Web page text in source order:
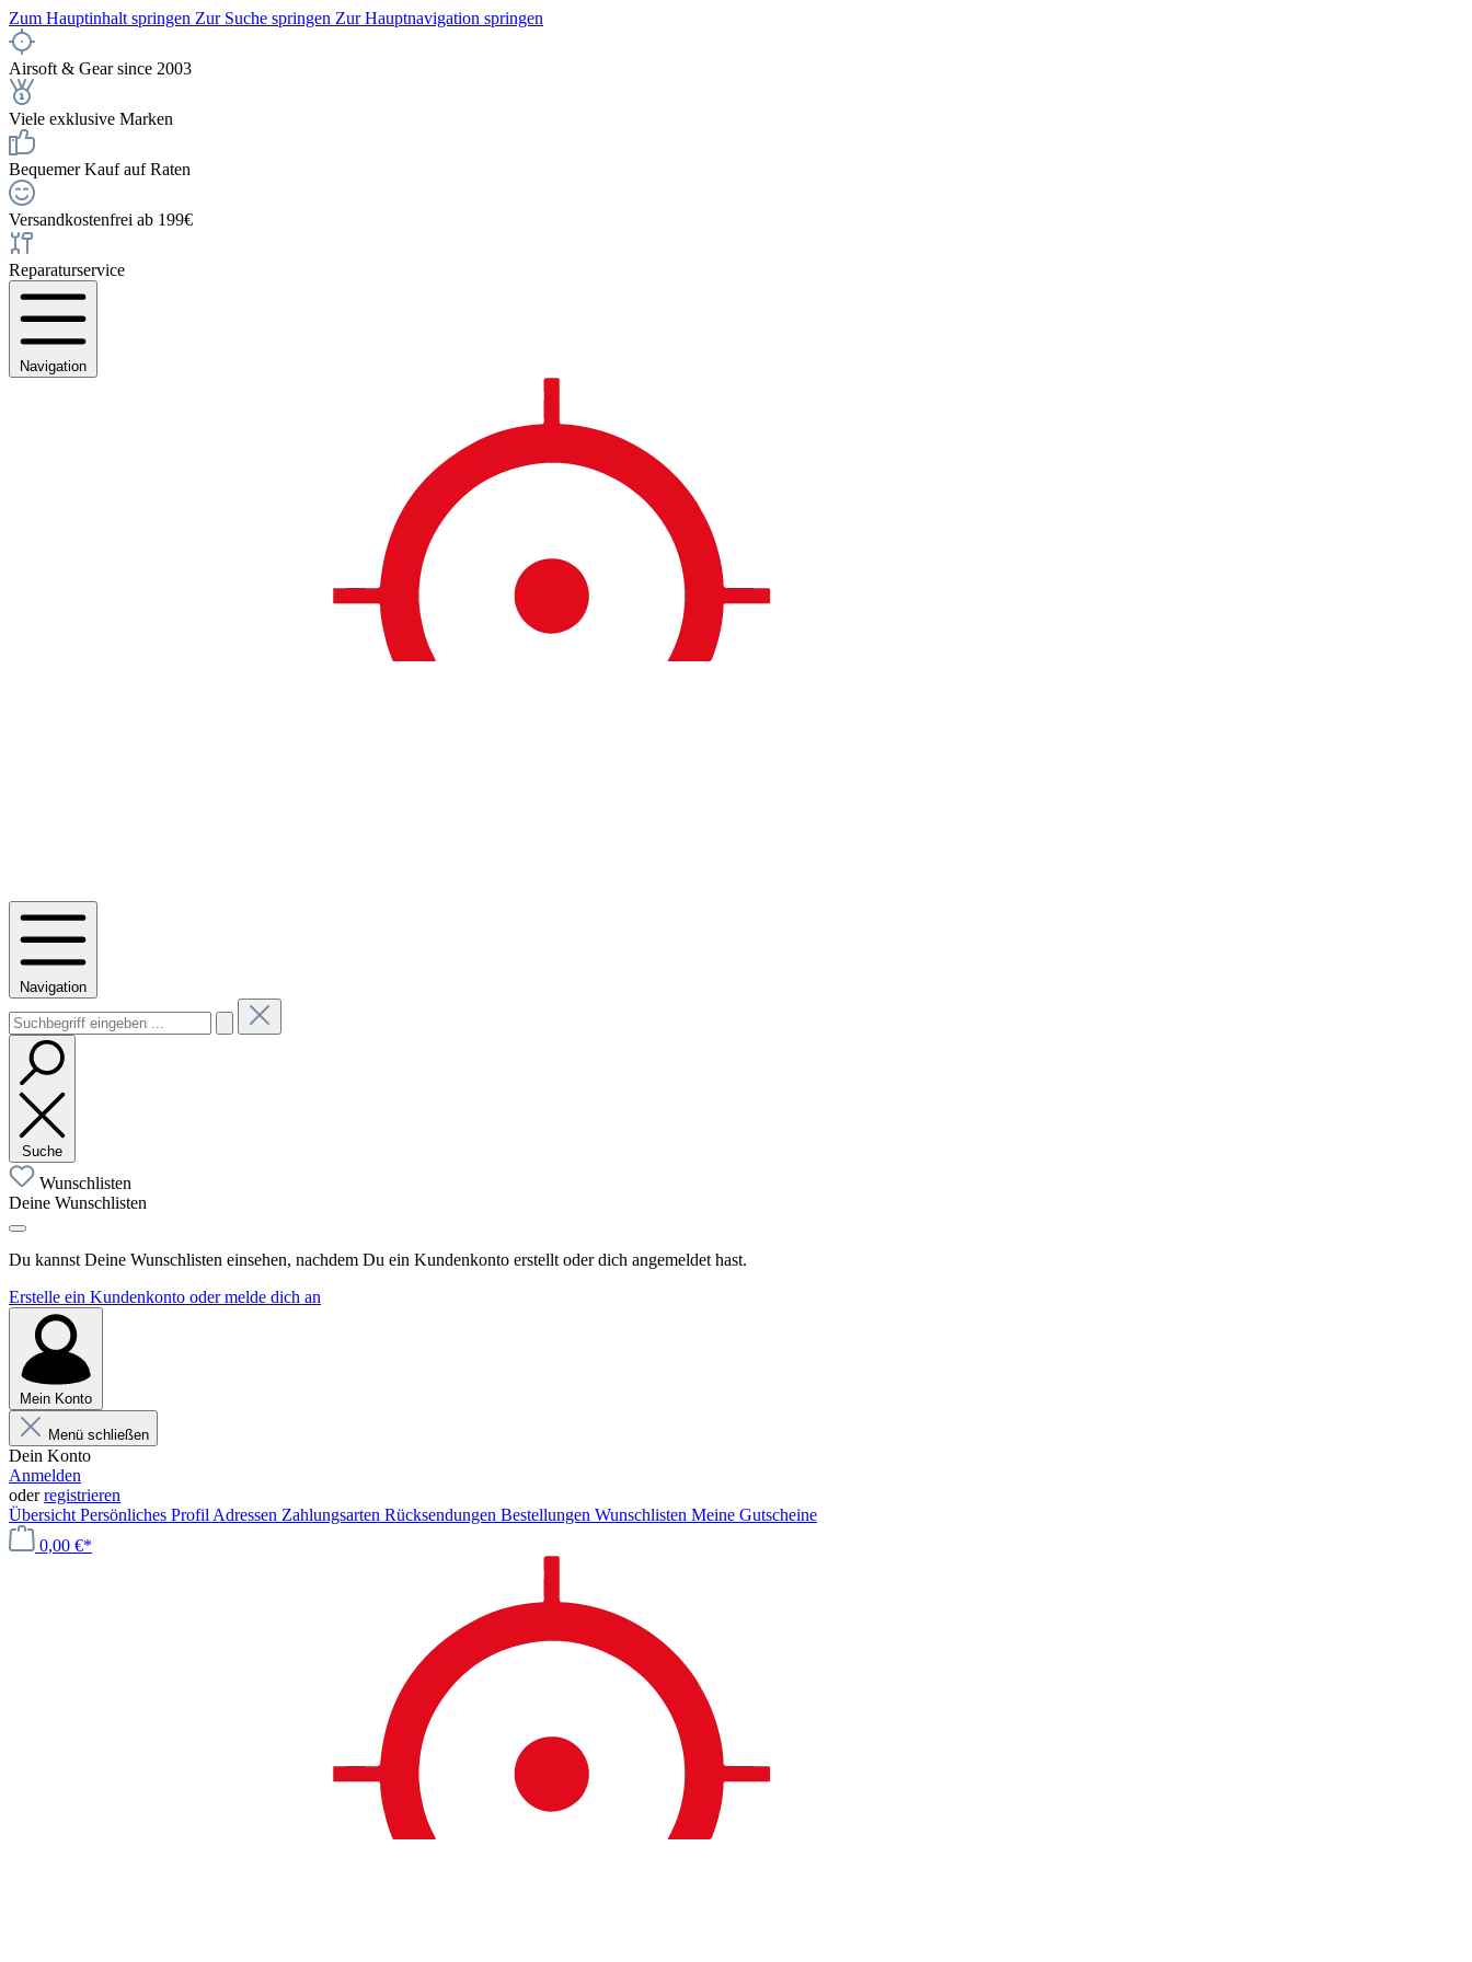
Zum Hauptinhalt springen Zur Suche springen Zur Hauptnavigation springen
Airsoft & Gear since 2003
Viele exklusive Marken
Bequemer Kauf auf Raten
Versandkostenfrei ab 199€
Reparaturservice
Navigation
Navigation
Suche
Wunschlisten
Deine Wunschlisten
Du kannst Deine Wunschlisten einsehen, nachdem Du ein Kundenkonto erstellt oder dich angemeldet hast.
Erstelle ein Kundenkonto oder melde dich an
Mein Konto
Menü schließen
Dein Konto
Anmelden
oderregistrieren
Übersicht Persönliches Profil Adressen Zahlungsarten Rücksendungen Bestellungen Wunschlisten Meine Gutscheine
0,00 €*